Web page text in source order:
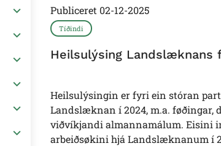
Publiceret 02-12-2025
Tíðindi
Heilsulýsing Landslæknans
Heilsulýsingin er fyri ein stóran
Landslæknan í 2024, m.a.
viðvíkjandi almannamálum.
arbeiðsøkini hjá Landslæknanum í